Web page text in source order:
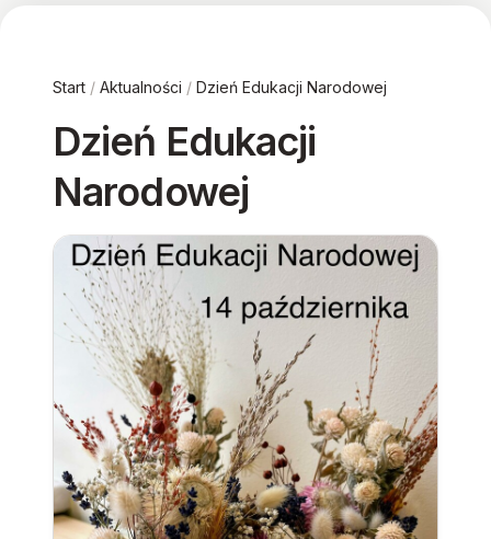
Start / Aktualności / Dzień Edukacji Narodowej
Dzień Edukacji
Narodowej